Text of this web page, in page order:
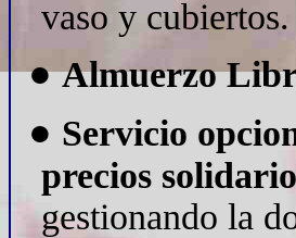
vaso y cubiertos.
●Almuerzo
● Servicio
precios
gestionando la